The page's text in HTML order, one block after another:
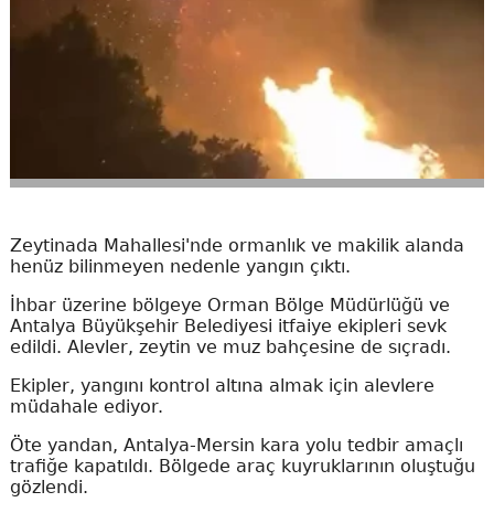
Zeytinada Mahallesi'nde ormanlık ve makilik alanda
henüz bilinmeyen nedenle yangın çıktı.
İhbar üzerine bölgeye Orman Bölge Müdürlüğü ve
Antalya Büyükşehir Belediyesi itfaiye ekipleri sevk
edildi. Alevler, zeytin ve muz bahçesine de sıçradı.
Ekipler, yangını kontrol altına almak için alevlere
müdahale ediyor.
Öte yandan, Antalya-Mersin kara yolu tedbir amaçlı
trafiğe kapatıldı. Bölgede araç kuyruklarının oluştuğu
gözlendi.